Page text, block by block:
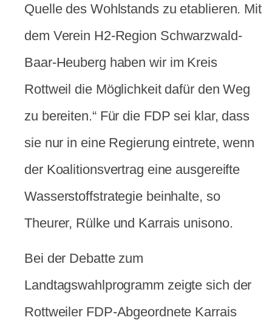
Quelle des Wohlstands zu etablieren. Mit
dem Verein H2-Region Schwarzwald-
Baar-Heuberg haben wir im Kreis
Rottweil die Möglichkeit dafür den Weg
zu bereiten.“ Für die FDP sei klar, dass
sie nur in eine Regierung eintrete, wenn
der Koalitionsvertrag eine ausgereifte
Wasserstoffstrategie beinhalte, so
Theurer, Rülke und Karrais unisono.
Bei der Debatte zum
Landtagswahlprogramm zeigte sich der
Rottweiler FDP-Abgeordnete Karrais